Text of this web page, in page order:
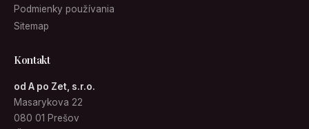
Podmienky používania
Sitemap
Kontakt
od A po Zet, s.r.o.
Masarykova 22
080 01 Prešov